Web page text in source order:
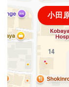
小田